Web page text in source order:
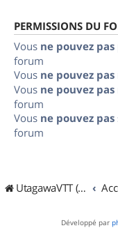
PERMISSIONS DU
Vous ne pouvez pas
forum
Vous ne pouvez pas
Vous ne pouvez pas
forum
Vous ne pouvez pas
forum
UtagawaVTT (Randos VTT et VTTAE avec traces GPS)
Développé par